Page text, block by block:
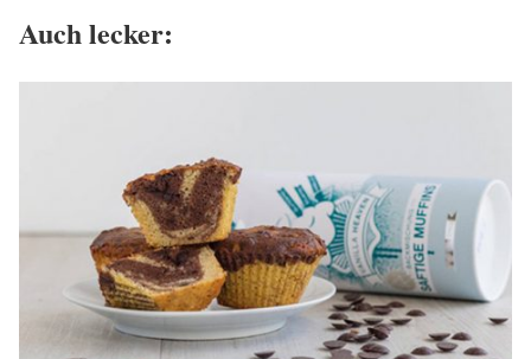
Auch lecker: